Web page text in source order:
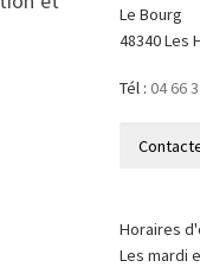
Le Bourg
48340 Les
Tél : 04 66
Horaires
Les mardi